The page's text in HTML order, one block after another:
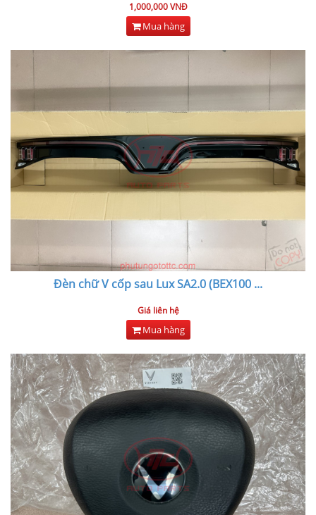
1,000,000 VNĐ
Mua hàng
Đèn chữ V cốp sau Lux SA2.0 (BEX100 ...
Giá liên hệ
Mua hàng